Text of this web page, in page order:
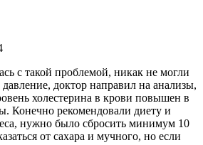
с такой проблемой, никак не могли
давление, доктор направил на анализы,
холестерина в крови повышен в
Конечно рекомендовали диету и
нужно было сбросить минимум 10
от сахара и мучного, но если